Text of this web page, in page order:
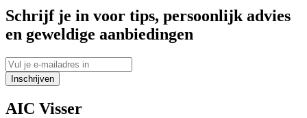
Schrijf je in voor tips, persoonlijk advies
en geweldige aanbiedingen
Inschrijven
AIC Visser